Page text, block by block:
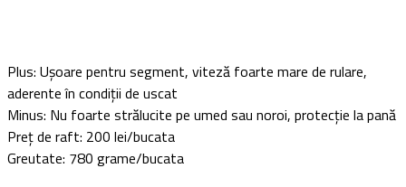
Plus: Ușoare pentru segment, viteză foarte mare de rulare,
aderente în condiții de uscat
Minus: Nu foarte strălucite pe umed sau noroi, protecție la pană
Preț de raft: 200 lei/bucata
Greutate: 780 grame/bucata